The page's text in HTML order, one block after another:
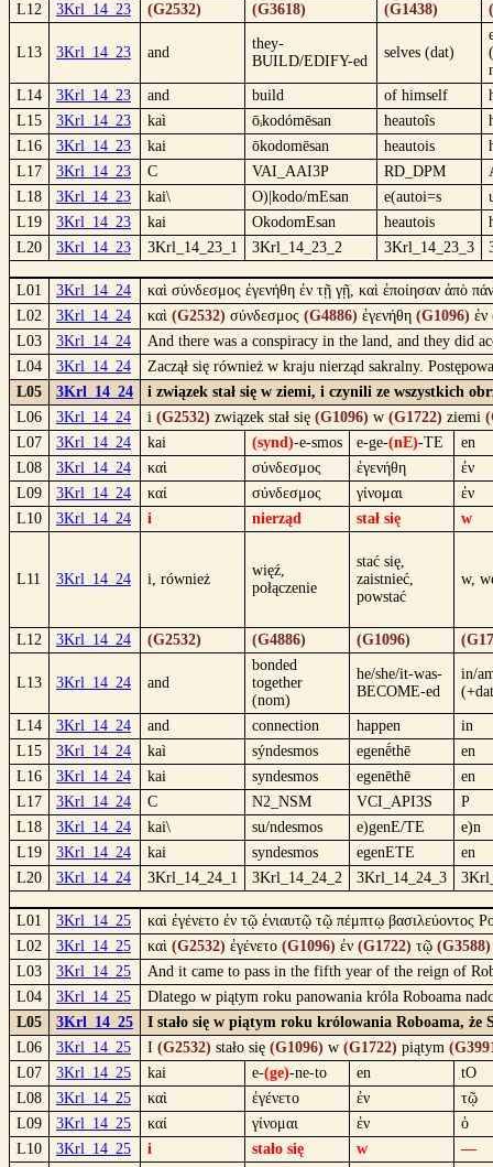
L12
3Krl_14_23 (G2532) (G3618) (G1438)
L13 3Krl_14_23 and
they-
BUILD/EDIFY-ed
selves (dat)
L14
3Krl_14_23 and build of himself
L15
3Krl_14_23 kaì ōᵢkodómēsan heautoîs
L16
3Krl_14_23 kai ōkodomēsan heautois
L17
3Krl_14_23 C VAI_AAI3P RD_DPM
L18
3Krl_14_23 kai\ O)|kodo/mEsan e(autoi=s
L19
3Krl_14_23 kai OkodomEsan heautois
L20
3Krl_14_23 3Krl_14_23_1 3Krl_14_23_2 3Krl_14_23_3
L01 3Krl_14_24
καὶ σύνδεσμος ἐγενήθη ἐν τῇ γῇ, καὶ ἐποίησαν ἀπὸ
L02
3Krl_14_24 καὶ (G2532) σύνδεσμος (G4886) ἐγενήθη (G1096) ἐν
L03
3Krl_14_24
And there was a conspiracy in the land, and they did
L04
3Krl_14_24
Zaczął się również w kraju nierząd sakralny.
L05
3Krl_14_24
i związek stał się w ziemi, i czynili ze wszystkich
L06
3Krl_14_24 i (G2532) związek stał się (G1096) w (G1722) ziemi
L07
3Krl_14_24 kai (synd)-e-smos e-ge-(nE)-TE
en
L08
3Krl_14_24 καὶ σύνδεσμος ἐγενήθη
ἐν
L09
3Krl_14_24 καί σύνδεσμος γίνομαι
ἐν
L10
3Krl_14_24 i nierząd stał się w
L11 3Krl_14_24 i, również
więź,
połączenie
stać się,
zaistnieć,
powstać
w,
L12 3Krl_14_24 (G2532) (G4886) (G1096)
L13 3Krl_14_24 and
bonded
together
(nom)
he/she/it-was-
BECOME-ed
in/
L14 3Krl_14_24 and connection happen
in
L15
3Krl_14_24 kaì sýndesmos egenḗthē
en
L16
3Krl_14_24 kai syndesmos egenēthē
en
L17
3Krl_14_24 C N2_NSM VCI_API3S
P
L18
3Krl_14_24 kai\ su/ndesmos e)genE/TE
e)n
L19
3Krl_14_24 kai syndesmos egenETE
en
L20
3Krl_14_24 3Krl_14_24_1 3Krl_14_24_2 3Krl_14_24_3
L01 3Krl_14_25
καὶ ἐγένετο ἐν τῷ ἐνιαυτῷ τῷ πέμπτῳ βασιλεύοντος
L02
3Krl_14_25 καὶ (G2532) ἐγένετο (G1096) ἐν (G1722) τῷ (G3588)
L03
3Krl_14_25
And it came to pass in the fifth year of the reign of
L04
3Krl_14_25
Dlatego w piątym roku panowania króla Roboama
L05
3Krl_14_25
I stało się w piątym roku królowania Roboama,
L06
3Krl_14_25 I (G2532) stało się (G1096) w (G1722) piątym
L07
3Krl_14_25 kai e-(ge)-ne-to en
tO
L08
3Krl_14_25 καὶ ἐγένετο ἐν
τῷ
L09
3Krl_14_25 καί γίνομαι ἐν
ὁ
L10
3Krl_14_25 i stało się w —